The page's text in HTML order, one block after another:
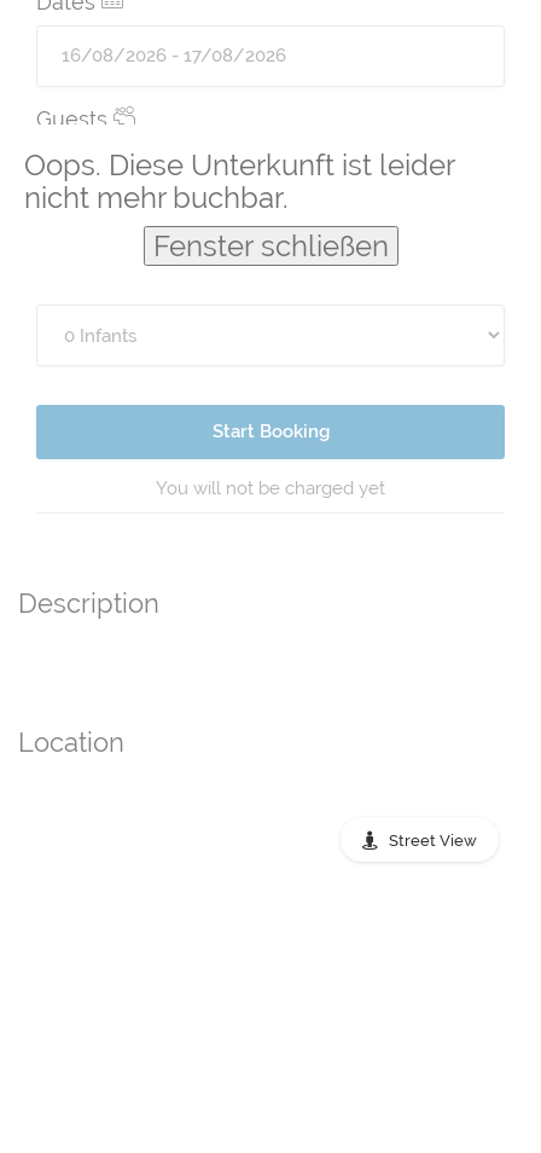
Oops. Diese Unterkunft ist leider
nicht mehr buchbar.
Fenster schließen
Guests
Start Booking
You will not be charged yet
Description
Location
Street View